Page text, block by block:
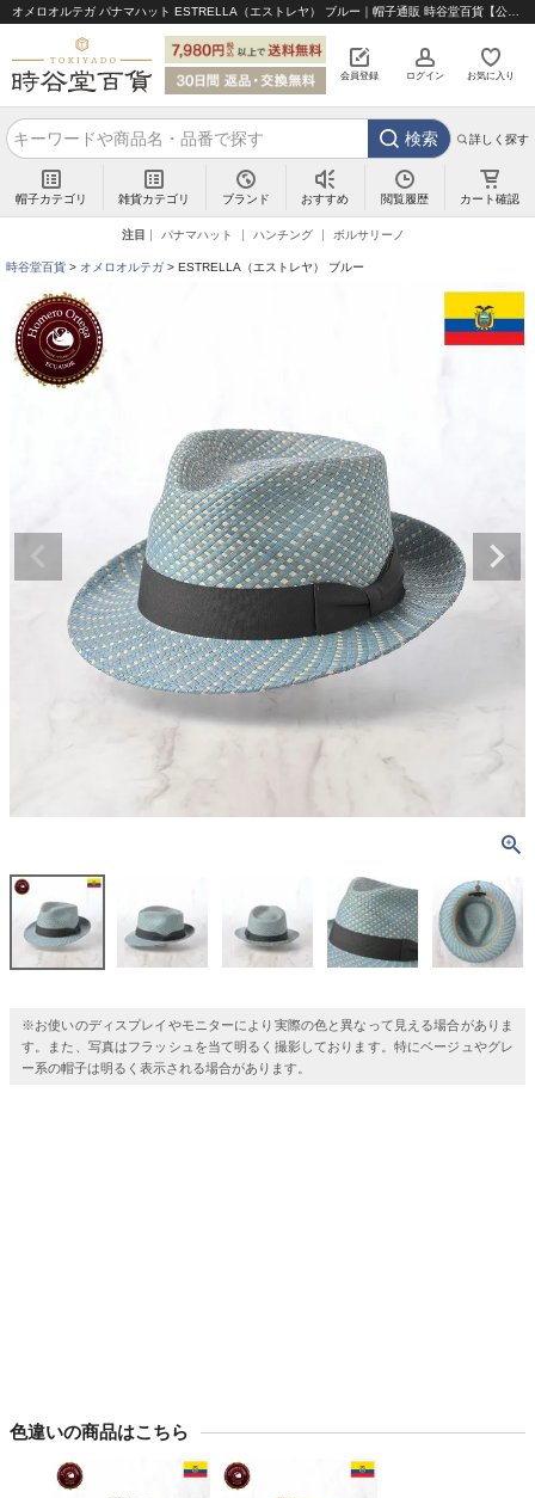
会員登録 ログイン お気に入り
検索 詳しく探す
帽子カテゴリ 雑貨カテゴリ ブランド おすすめ 閲覧履歴 カート確認
注目 パナマハット ハンチング ボルサリーノ
時谷堂百貨 オメロオルテガ ESTRELLA（エストレヤ） ブルー
※お使いのディスプレイやモニターにより実際の色と異なって見える場合がありま
す。また、写真はフラッシュを当て明るく撮影しております。特にベージュやグレ
ー系の帽子は明るく表示される場合があります。
色違いの商品はこちら